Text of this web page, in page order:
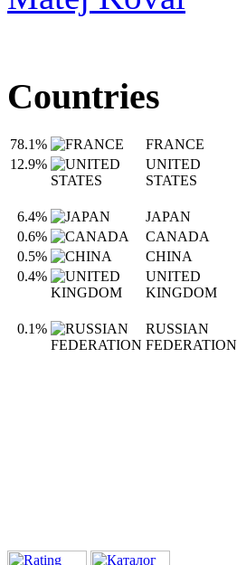
Countries
78.1%
FRANCE
12.9%
UNITED
STATES
6.4%
JAPAN
0.6%
CANADA
0.5%
CHINA
0.4%
UNITED
KINGDOM
0.1%
RUSSIAN
FEDERATION